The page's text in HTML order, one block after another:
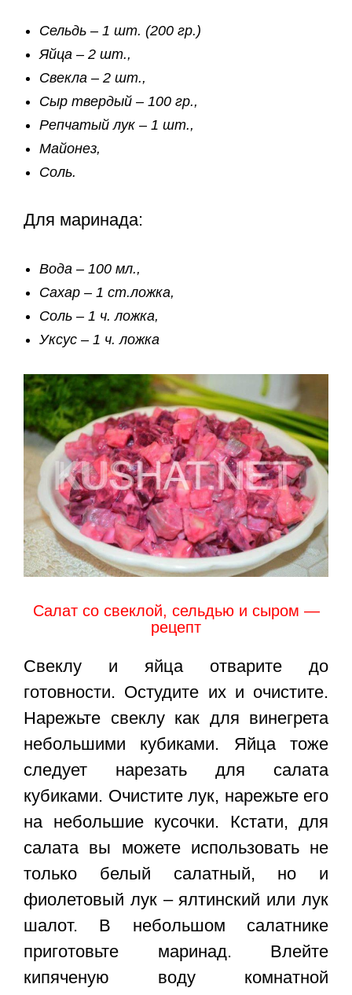
Сельдь – 1 шт. (200 гр.)
Яйца – 2 шт.,
Свекла – 2 шт.,
Сыр твердый – 100 гр.,
Репчатый лук – 1 шт.,
Майонез,
Соль.
Для маринада:
Вода – 100 мл.,
Сахар – 1 ст.ложка,
Соль – 1 ч. ложка,
Уксус – 1 ч. ложка
Салат со свеклой, сельдью и сыром —
рецепт
Свеклу и яйца отварите до
готовности. Остудите их и очистите.
Нарежьте свеклу как для винегрета
небольшими кубиками. Яйца тоже
следует нарезать для салата
кубиками. Очистите лук, нарежьте его
на небольшие кусочки. Кстати, для
салата вы можете использовать не
только белый салатный, но и
фиолетовый лук – ялтинский или лук
шалот. В небольшом салатнике
приготовьте маринад. Влейте
кипяченую воду комнатной